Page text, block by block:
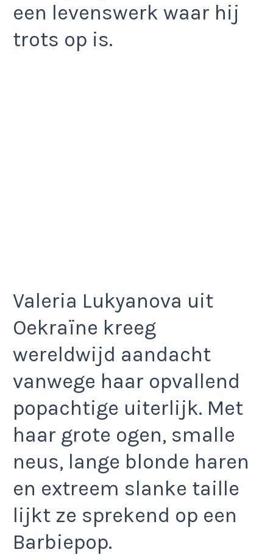
een levenswerk waar hij
trots op is.
Valeria Lukyanova uit
Oekraïne kreeg
wereldwijd aandacht
vanwege haar opvallend
popachtige uiterlijk. Met
haar grote ogen, smalle
neus, lange blonde haren
en extreem slanke taille
lijkt ze sprekend op een
Barbiepop.